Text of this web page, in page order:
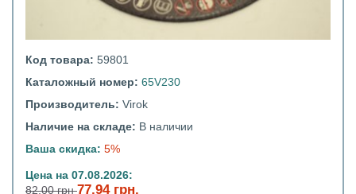
Код товара: 59801
Каталожный номер: 65V230
Производитель: Virok
Наличие на складе: В наличии
Ваша скидка: 5%
Цена на 07.08.2026:
82,00 грн77,94 грн.